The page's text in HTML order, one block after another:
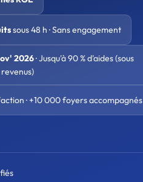
sous 48 h · Sans engagement
2026· Jusqu'à 90 % d'aides (sous
· +10 000 foyers accompagnés